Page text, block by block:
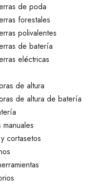
de poda
forestales
polivalentes
de batería
eléctricas
de altura
de altura de batería
cortasetos